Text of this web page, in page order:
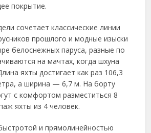
покрытие.
сочетает классические линии
прошлого и модные изыски
белоснежных паруса, разные по
на мачтах, когда шхуна
яхты достигает как раз 106,3
а ширина — 6,7 м. На борту
с комфортом разместиться 8
яхты из 4 человек.
и прямолинейностью